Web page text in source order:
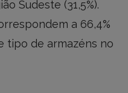
Sudeste (31,5%).
a 66,4%
tipo de armazéns no